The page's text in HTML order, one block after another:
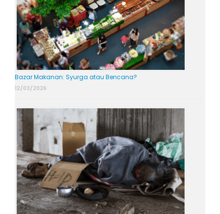
Bazar Makanan: Syurga atau Bencana?
12/03/2026